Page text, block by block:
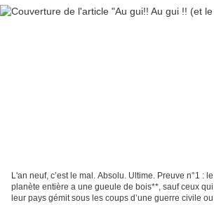
L'an neuf, c’est le mal. Absolu. Ultime. Preuve n°1 :
planète entière a une gueule de bois**, sauf ceux
leur pays gémit sous les coups d’une guerre civile ou